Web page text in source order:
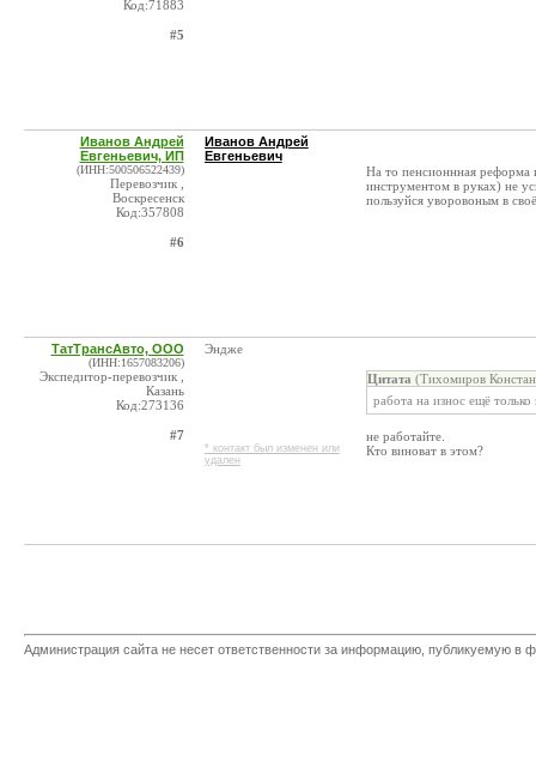
Код:71883
#5
Иванов Андрей
Евгеньевич, ИП
(ИНН:500506522439)
Перевозчик ,
Воскресенск
Код:357808
#6
Иванов Андрей
Евгеньевич
На то пенсионнная реформа
инструментом в руках) не
пользуйся уворовоным в
ТатТрансАвто, ООО
(ИНН:1657083206)
Экспедитор-перевозчик ,
Казань
Код:273136
#7
Эндже
* контакт был изменен или
удален
Цитата (Тихомиров
работа на износ ещё
не работайте.
Кто виноват в этом?
Администрация сайта не несет ответственности за информацию, публикуемую